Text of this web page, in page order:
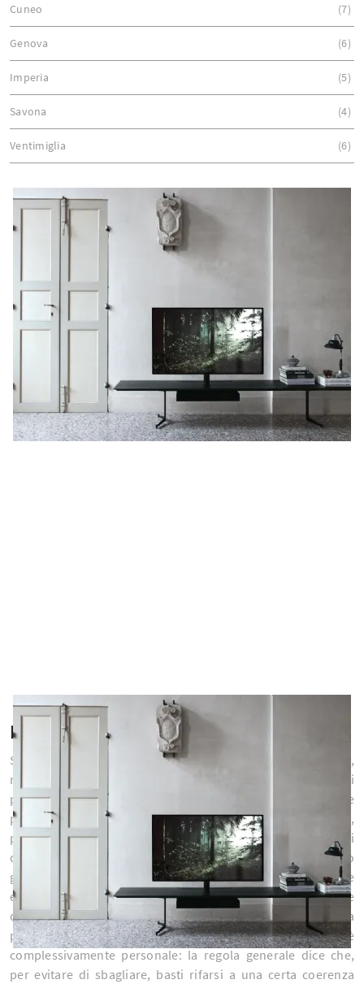
Cuneo 7
Genova 6
Imperia 5
Savona 4
Ventimiglia 6
Porta Tv
Se vuoi connotare lo spazio del living con logica e coerenza,
ma vuoi anche che sia ben arredato, allora uno tra i nostri
peculiari Mobili Porta Tv si dimostrerà la soluzione ottimale
per le tue necessità. Nel soggiorno, tra i vari mobili presenti,
prende grande importanza il porta tv: è un appoggio per i
dispositivi multimediali, quindi aiuta a organizzare al meglio
gli spazi con praticità e design. Tra i vari Mobili Porta Tv che
esistono sul mercato, sempre di charme, potrai scegliere
quale finitura, i loro colori, stile e tipologia di sistema
portante fa al caso tuo. La scelta del porta tv ideale per te è
complessivamente personale: la regola generale dice che,
per evitare di sbagliare, basti rifarsi a una certa coerenza